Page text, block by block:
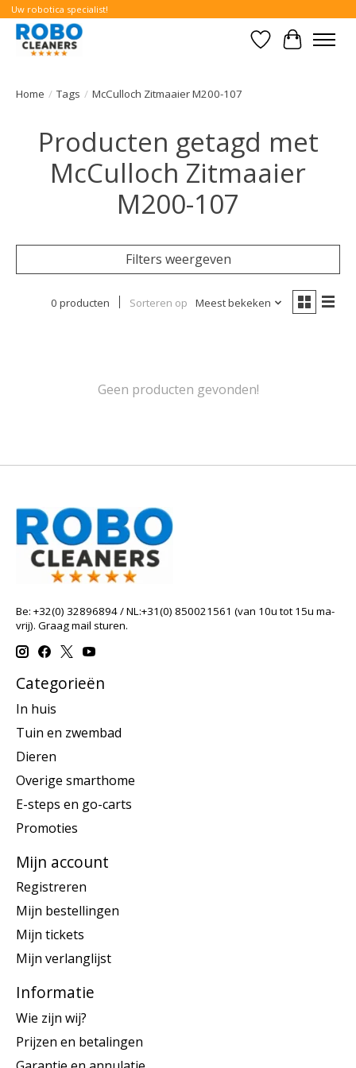
Uw robotica specialist!
Verlanglijst
Home / Tags / McCulloch Zitmaaier M200-107
Producten getagd met
McCulloch Zitmaaier
M200-107
Filters weergeven
0 producten Sorteren op Meest bekeken
Geen producten gevonden!
Be: +32(0) 32896894 / NL:+31(0) 850021561 (van 10u tot 15u ma-
vrij). Graag mail sturen.
Categorieën
In huis
Tuin en zwembad
Dieren
Overige smarthome
E-steps en go-carts
Promoties
Mijn account
Registreren
Mijn bestellingen
Mijn tickets
Mijn verlanglijst
Informatie
Wie zijn wij?
Prijzen en betalingen